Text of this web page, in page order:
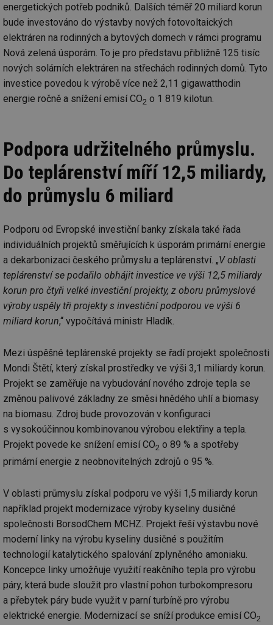
energetických potřeb podniků. Dalších téměř 20 miliard korun
bude investováno do výstavby nových fotovoltaických
elektráren na rodinných a bytových domech v rámci programu
Nová zelená úsporám. To je pro představu přibližně 125 tisíc
nových solárních elektráren na střechách rodinných domů. Tyto
investice povedou k výrobě více než 2,11 gigawatthodin
energie ročně a snížení emisí CO2 o 1 819 kilotun.
Podpora udržitelného průmyslu.
Do teplárenství míří 12,5 miliardy,
do průmyslu 6 miliard
Podporu od Evropské investiční banky získala také řada
individuálních projektů směřujících k úsporám primární energie
a dekarbonizaci českého průmyslu a teplárenství. „V oblasti
teplárenství se podařilo obhájit investice ve výši 12,5 miliardy
korun pro čtyři velké investiční projekty, z oboru průmyslové
výroby uspěly tři projekty s investiční podporou ve výši 6
miliard korun,“ vypočítává ministr Hladík.
Mezi úspěšné teplárenské projekty se řadí projekt společnosti
Mondi Štětí, který získal prostředky ve výši 3,1 miliardy korun.
Projekt se zaměřuje na vybudování nového zdroje tepla se
změnou palivové základny ze směsi hnědého uhlí a biomasy
na biomasu. Zdroj bude provozován v konfiguraci
s vysokoúčinnou kombinovanou výrobou elektřiny a tepla.
Projekt povede ke snížení emisí CO2 o 89 % a spotřeby
primární energie z neobnovitelných zdrojů o 95 %.
V oblasti průmyslu získal podporu ve výši 1,5 miliardy korun
například projekt modernizace výroby kyseliny dusičné
společnosti BorsodChem MCHZ. Projekt řeší výstavbu nové
moderní linky na výrobu kyseliny dusičné s použitím
technologií katalytického spalování zplyněného amoniaku.
Koncepce linky umožňuje využití reakčního tepla pro výrobu
páry, která bude sloužit pro vlastní pohon turbokompresoru
a přebytek páry bude využit v parní turbíně pro výrobu
elektrické energie. Modernizací se sníží produkce emisí CO2